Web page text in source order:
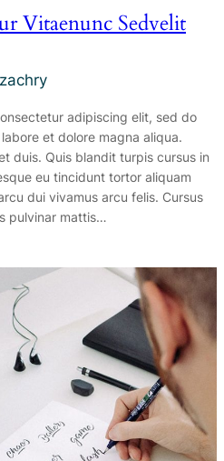
Vitaenunc Sedvelit
adipiscing elit, sed do
et dolore magna aliqua.
duis. Quis blandit turpis cursus in
eu tincidunt tortor aliquam
dui vivamus arcu felis. Cursus
pulvinar mattis…